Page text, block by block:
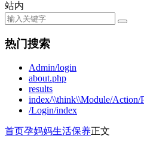
站内
热门搜索
Admin/login
about.php
results
index/\\think\\Module/
/Login/index
首页孕妈妈生活保养正文